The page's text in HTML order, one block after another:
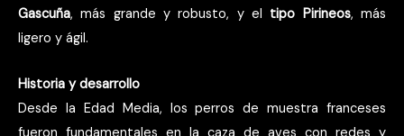
Gascuña, más grande y robusto, y el tipo Pirineos, más
ligero y ágil.
Historia y desarrollo
Desde la Edad Media, los perros de muestra franceses
fueron fundamentales en la caza de aves con redes y